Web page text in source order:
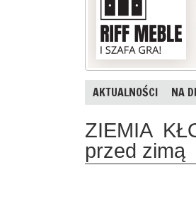
AKTUALNOŚCI NA
ZIEMIA
przed zimą